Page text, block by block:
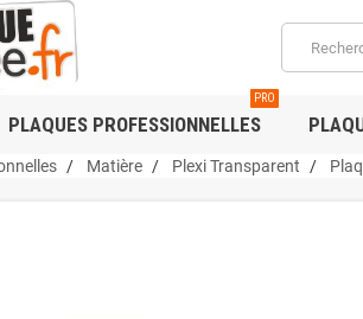
PLAQUES PROFESSIONNELLES
PRO
Matière Plexi Transparent